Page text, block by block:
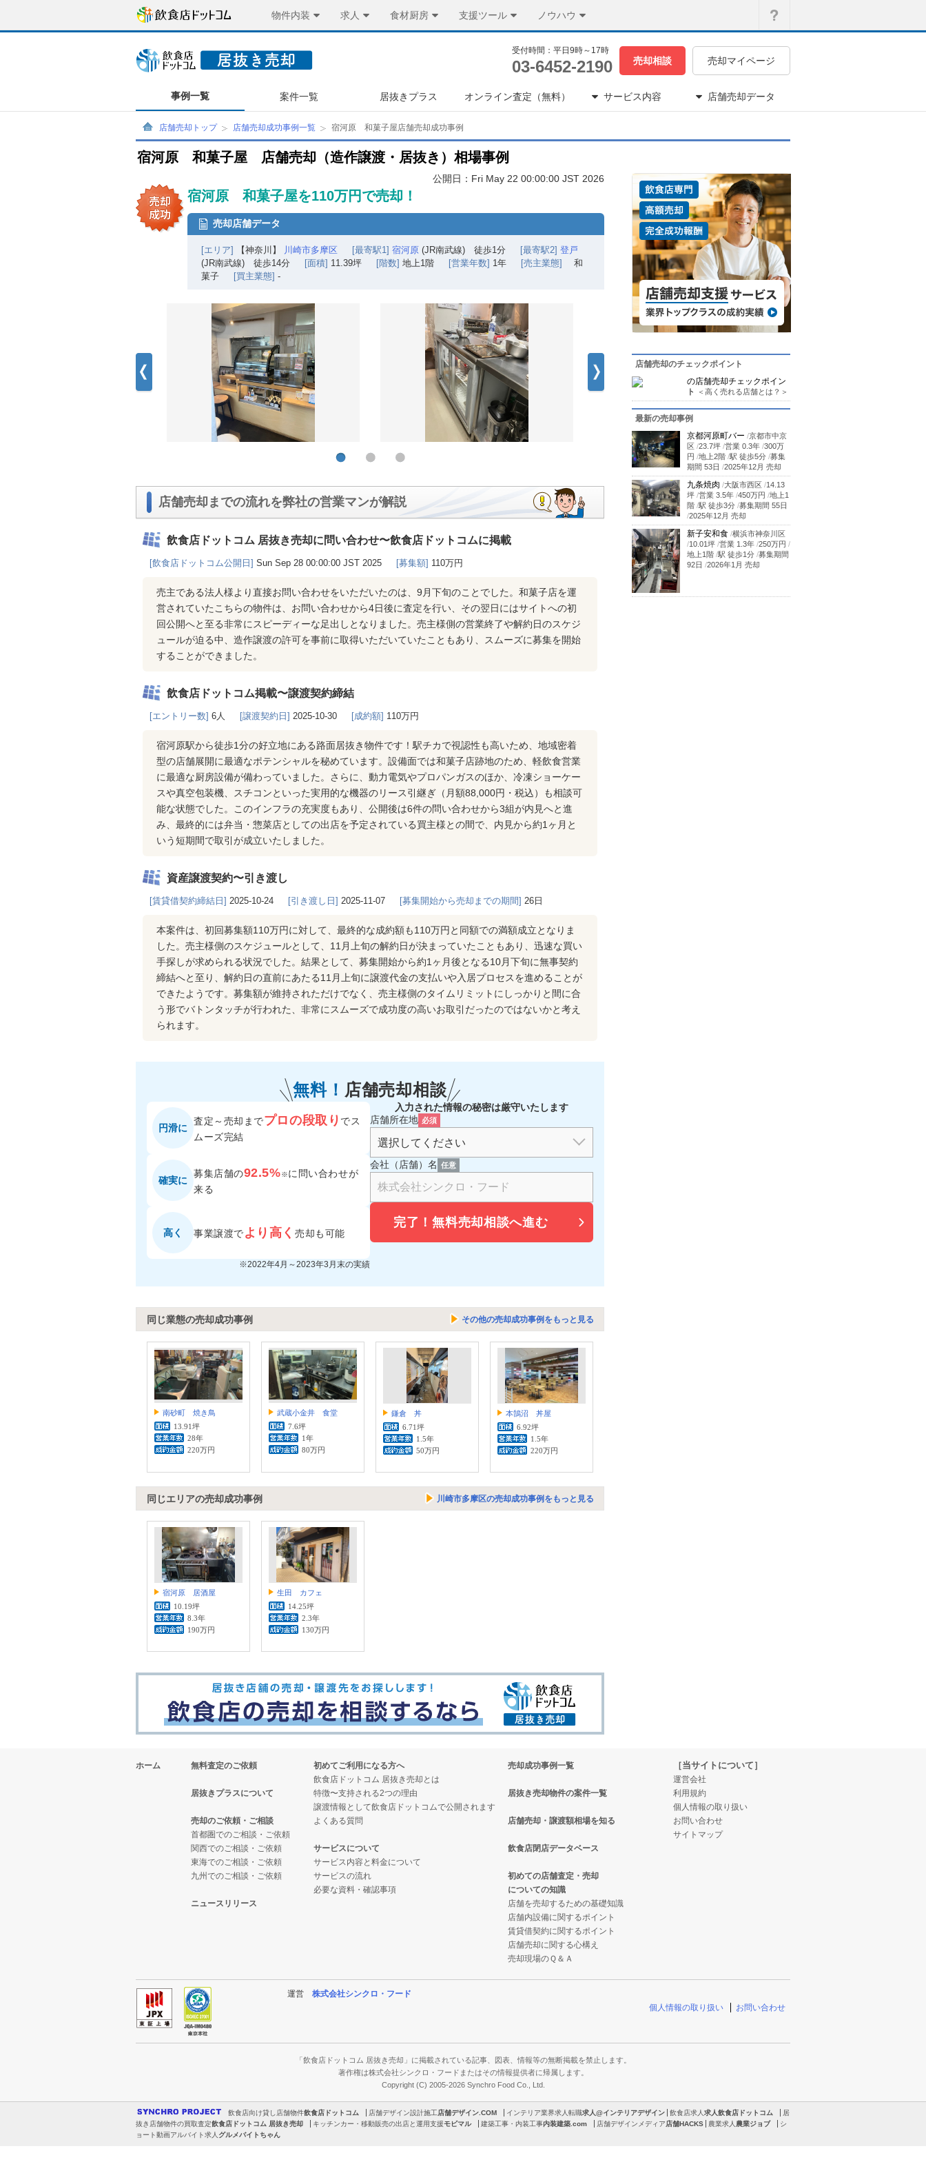
物件内装 求人 食材厨房 支援ツール ノウハウ
受付時間：平日9時～17時
03-6452-2190 売却相談 売却マイページ
事例一覧 案件一覧 居抜きプラス オンライン査定（無料） サービス内容 店舗売却データ
店舗売却トップ 店舗売却成功事例一覧 宿河原 和菓子屋店舗売却成功事例
宿河原 和菓子屋 店舗売却（造作譲渡・居抜き）相場事例
公開日：Fri May 22 00:00:00 JST 2026
宿河原 和菓子屋を110万円で売却！
売却店舗データ
[エリア] 【神奈川】 川崎市多摩区 [最寄駅1] 宿河原 (JR南武線) 徒歩1分 [最寄駅2] 登戸
(JR南武線) 徒歩14分
[面積] 11.39坪 [階数] 地上1階 [営業年数] 1年 [売主業態]
和
菓子
[買主業態] -
店舗売却までの流れを弊社の営業マンが解説
飲食店ドットコム 居抜き売却に問い合わせ〜飲食店ドットコムに掲載
[飲食店ドットコム公開日] Sun Sep 28 00:00:00 JST 2025 [募集額] 110万円
売主である法人様より直接お問い合わせをいただいたのは、9月下旬のことでした。和菓子店を運
営されていたこちらの物件は、お問い合わせから4日後に査定を行い、その翌日にはサイトへの初
回公開へと至る非常にスピーディーな足出しとなりました。売主様側の営業終了や解約日のスケジ
ュールが迫る中、造作譲渡の許可を事前に取得いただいていたこともあり、スムーズに募集を開始
することができました。
飲食店ドットコム掲載〜譲渡契約締結
[エントリー数] 6人 [譲渡契約日] 2025-10-30 [成約額] 110万円
宿河原駅から徒歩1分の好立地にある路面居抜き物件です！駅チカで視認性も高いため、地域密着
型の店舗展開に最適なポテンシャルを秘めています。設備面では和菓子店跡地のため、軽飲食営業
に最適な厨房設備が備わっていました。さらに、動力電気やプロパンガスのほか、冷凍ショーケー
スや真空包装機、スチコンといった実用的な機器のリース引継ぎ（月額88,000円・税込）も相談可
能な状態でした。このインフラの充実度もあり、公開後は6件の問い合わせから3組が内見へと進
み、最終的には弁当・惣菜店としての出店を予定されている買主様との間で、内見から約1ヶ月と
いう短期間で取引が成立いたしました。
資産譲渡契約〜引き渡し
[賃貸借契約締結日] 2025-10-24 [引き渡し日] 2025-11-07 [募集開始から売却までの期間] 26日
本案件は、初回募集額110万円に対して、最終的な成約額も110万円と同額での満額成立となりま
した。売主様側のスケジュールとして、11月上旬の解約日が決まっていたこともあり、迅速な買い
手探しが求められる状況でした。結果として、募集開始から約1ヶ月後となる10月下旬に無事契約
締結へと至り、解約日の直前にあたる11月上旬に譲渡代金の支払いや入居プロセスを進めることが
できたようです。募集額が維持されただけでなく、売主様側のタイムリミットにしっかりと間に合
う形でバトンタッチが行われた、非常にスムーズで成功度の高いお取引だったのではないかと考え
られます。
無料！ 店舗売却相談
円滑に
査定～売却までプロの段取り でス
ムーズ完結
確実に
募集店舗の92.5%※に 問い合わせが
来る
高く 事業譲渡でより高く売却も可能
※2022年4月～2023年3月末の実績
入力された情報の秘密は厳守いたします
店舗所在地 必須
会社（店舗）名 任意
完了！無料売却相談へ進む
同じ業態の売却成功事例 その他の売却成功事例をもっと見る
南砂町 焼き鳥
13.91坪
28年
220万円
武蔵小金井 食堂
7.6坪
1年
80万円
鎌倉 丼
6.71坪
1.5年
50万円
本鵠沼 丼屋
6.92坪
1.5年
220万円
同じエリアの売却成功事例 川崎市多摩区の売却成功事例をもっと見る
宿河原 居酒屋
10.19坪
8.3年
190万円
生田 カフェ
14.25坪
2.3年
130万円
店舗売却のチェックポイント
の店舗売却チェックポイン
ト
＜高く売れる店舗とは？＞
最新の売却事例
京都河原町バー /京都市中京
区 /23.7坪 /営業 0.3年 /300万
円 /地上2階 /駅 徒歩5分 /募集
期間 53日 /2025年12月 売却
九条焼肉 /大阪市西区 /14.13
坪 /営業 3.5年 /450万円 /地上1
階 /駅 徒歩3分 /募集期間 55日
/2025年12月 売却
新子安和食 /横浜市神奈川区
/10.01坪 /営業 1.3年 /250万円 /
地上1階 /駅 徒歩1分 /募集期間
92日 /2026年1月 売却
ホーム 無料査定のご依頼
居抜きプラスについて
売却のご依頼・ご相談
首都圏でのご相談・ご依頼
関西でのご相談・ご依頼
東海でのご相談・ご依頼
九州でのご相談・ご依頼
ニュースリリース
初めてご利用になる方へ
飲食店ドットコム 居抜き売却とは
特徴〜支持される2つの理由
譲渡情報として飲食店ドットコムで公開されます
よくある質問
サービスについて
サービス内容と料金について
サービスの流れ
必要な資料・確認事項
売却成功事例一覧
居抜き売却物件の案件一覧
店舗売却・譲渡額相場を知る
飲食店閉店データベース
初めての店舗査定・売却
についての知識
店舗を売却するための基礎知識
店舗内設備に関するポイント
賃貸借契約に関するポイント
店舗売却に関する心構え
売却現場のＱ＆Ａ
［当サイトについて］
運営会社
利用規約
個人情報の取り扱い
お問い合わせ
サイトマップ
運営 株式会社シンクロ・フード
個人情報の取り扱い
お問い合わせ
「飲食店ドットコム 居抜き売却」に掲載されている記事、図表、情報等の無断掲載を禁止します。
著作権は株式会社シンクロ・フードまたはその情報提供者に帰属します。
Copyright (C) 2005-2026 Synchro Food Co., Ltd.
飲食店向け貸し店舗物件飲食店ドットコム 店舗デザイン設計施工店舗デザイン.COM インテリア業界求人転職求人@インテリアデザイン 飲食店求人求人飲食店ドットコム
居
抜き店舗物件の買取査定飲食店ドットコム 居抜き売却 キッチンカー・移動販売の出店と運用支援モビマル 建築工事・内装工事内装建築.com 店舗デザインメディア店舗HACKS 農業求人農業ジョブ
シ
ョート動画アルバイト求人 グルメバイトちゃん